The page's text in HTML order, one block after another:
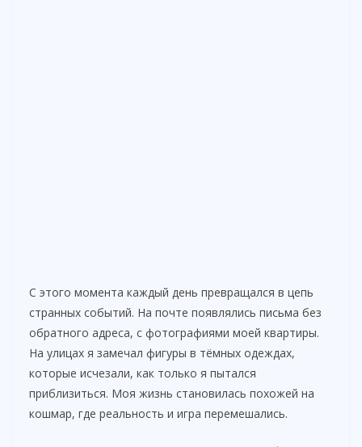
С этого момента каждый день превращался в цепь
странных событий. На почте появлялись письма без
обратного адреса, с фотографиями моей квартиры.
На улицах я замечал фигуры в тёмных одеждах,
которые исчезали, как только я пытался
приблизиться. Моя жизнь становилась похожей на
кошмар, где реальность и игра перемешались.